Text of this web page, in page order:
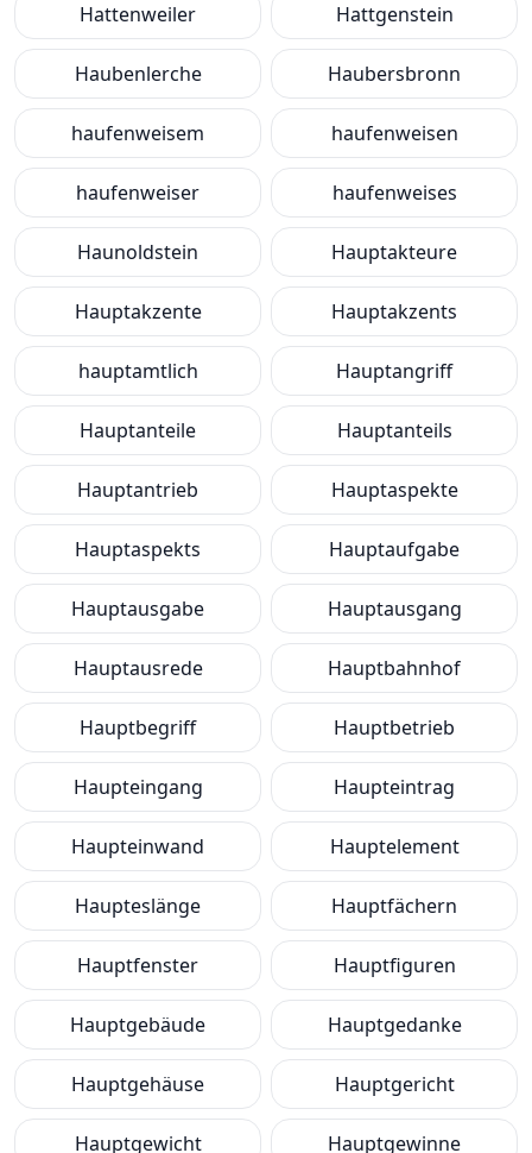
Hattenweiler Hattgenstein
Haubenlerche Haubersbronn
haufenweisem haufenweisen
haufenweiser haufenweises
Haunoldstein Hauptakteure
Hauptakzente Hauptakzents
hauptamtlich Hauptangriff
Hauptanteile Hauptanteils
Hauptantrieb Hauptaspekte
Hauptaspekts Hauptaufgabe
Hauptausgabe Hauptausgang
Hauptausrede Hauptbahnhof
Hauptbegriff Hauptbetrieb
Haupteingang Haupteintrag
Haupteinwand Hauptelement
Haupteslänge Hauptfächern
Hauptfenster Hauptfiguren
Hauptgebäude Hauptgedanke
Hauptgehäuse Hauptgericht
Hauptgewicht Hauptgewinne